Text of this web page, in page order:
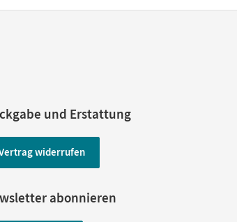
und Erstattung
widerrufen
abonnieren